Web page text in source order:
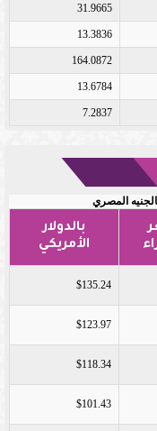
31.9665
13.3836
164.0872
13.6784
7.2837
المصري
بالدولار
الأمريكي
$135.24
$123.97
$118.34
$101.43